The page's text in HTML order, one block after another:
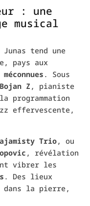
: une
musical
tend une
pays aux
. Sous
Bojan Z , pianiste
programmation
effervescente,
Trio, ou
, révélation
vibrer les
. Des lieux
dans la pierre,